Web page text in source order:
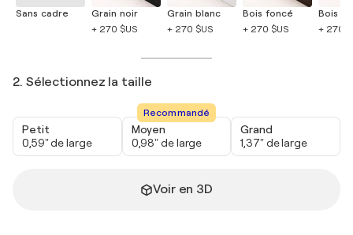
Sans cadre
Grain noir
+ 270 $US
Grain blanc
+ 270 $US
Bois foncé
+ 270 $US
Bois
+ 270
2. Sélectionnez la taille
Petit
0,59" de large
Recommandé
Moyen
0,98" de large
Grand
1,37" de large
Voir en 3D